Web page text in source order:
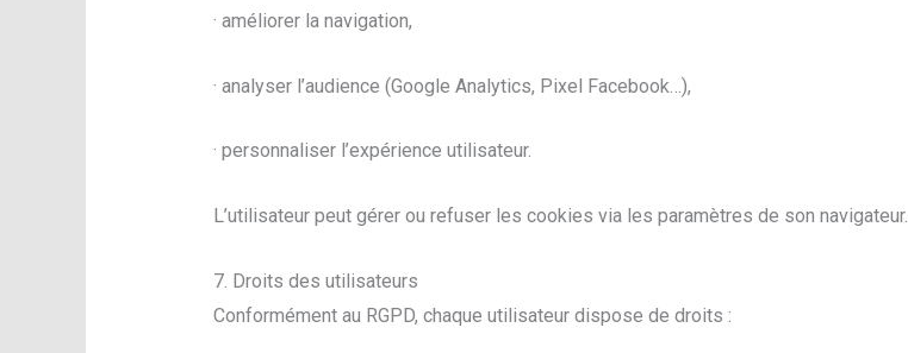
· améliorer la navigation,
· analyser l’audience (Google Analytics, Pixel Facebook…),
· personnaliser l’expérience utilisateur.
L’utilisateur peut gérer ou refuser les cookies via les paramètres de son navigateur.
7. Droits des utilisateurs
Conformément au RGPD, chaque utilisateur dispose de droits :